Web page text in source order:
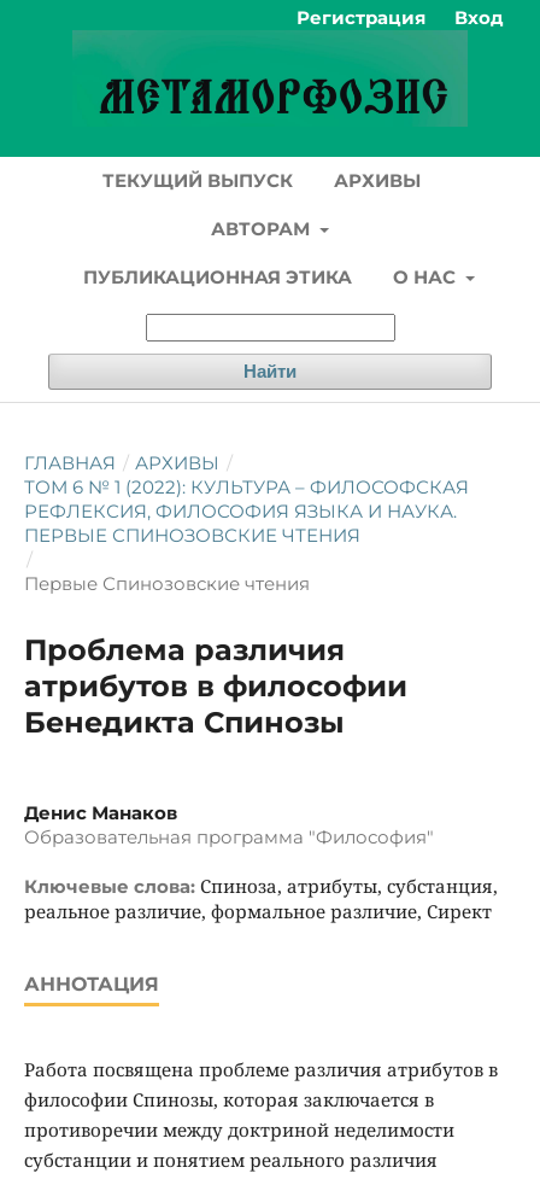
ТЕКУЩИЙ ВЫПУСК АРХИВЫ
АВТОРАМ
ПУБЛИКАЦИОННАЯ ЭТИКА О НАС
Найти
Регистрация Вход
ГЛАВНАЯ / АРХИВЫ /
ТОМ 6 № 1 (2022): КУЛЬТУРА – ФИЛОСОФСКАЯ
РЕФЛЕКСИЯ, ФИЛОСОФИЯ ЯЗЫКА И НАУКА.
ПЕРВЫЕ СПИНОЗОВСКИЕ ЧТЕНИЯ
/
Первые Спинозовские чтения
Проблема различия
атрибутов в философии
Бенедикта Спинозы
Денис Манаков
Образовательная программа "Философия"
Ключевые слова: Спиноза, атрибуты, субстанция,
реальное различие, формальное различие, Сирект
АННОТАЦИЯ
Работа посвящена проблеме различия атрибутов в
философии Спинозы, которая заключается в
противоречии между доктриной неделимости
субстанции и понятием реального различия